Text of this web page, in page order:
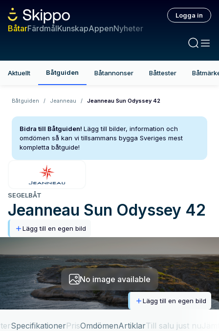
BåtarFärdmålKunskapAppenNyheter
Logga in
Aktuellt Båtguiden Båtannonser Båttester
Båtguiden / Jeanneau / Jeanneau Sun Odyssey 42
Bidra till Båtguiden! Lägg till bilder, information och
omdömen så kan vi tillsammans bygga Sveriges mest
kompletta båtguide!
SEGELBÅT
Jeanneau Sun Odyssey 42
Lägg till en egen bild
No image available
Lägg till en egen bild
SpecifikationerPrisOmdömenArtiklarTill salu just nu